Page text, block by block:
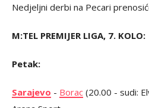
Nedjeljni derbi na Pecari
M:TEL PREMIJER LIGA, 7. KOLO:
Petak:
Sarajevo - Borac (20.00 - sudi: